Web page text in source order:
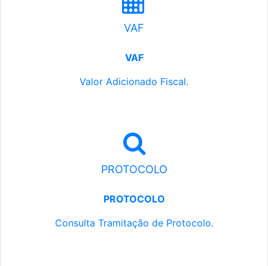
VAF
VAF
Valor Adicionado Fiscal.
PROTOCOLO
PROTOCOLO
Consulta Tramitação de Protocolo.